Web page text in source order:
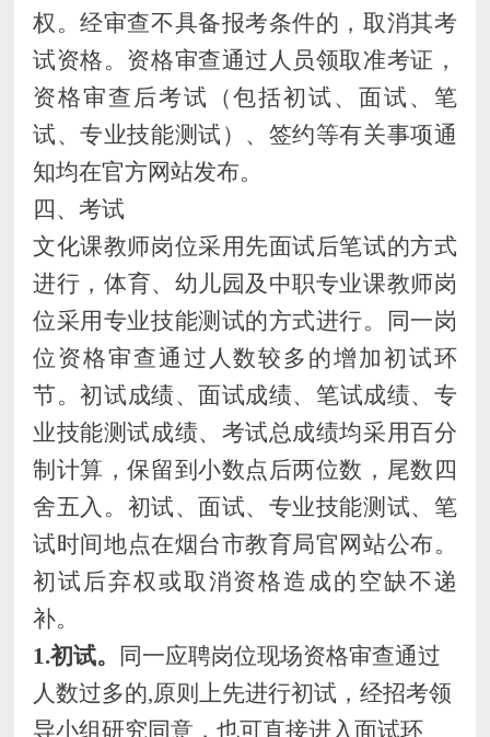
权。经审查不具备报考条件的，取消其考
试资格。资格审查通过人员领取准考证，
资格审查后考试（包括初试、面试、笔
试、专业技能测试）、签约等有关事项通
知均在官方网站发布。
四、考试
文化课教师岗位采用先面试后笔试的方式
进行， 体育、 幼儿园及中职专业课教师岗
位采用专业技能测试的方式进行。
同一岗
位 资格审查通过人数较多的增加初试环
节。初试成绩、面试成绩、笔试成绩、专
业技能测试成绩、考试总成绩均采用百分
制计算，保留到小数点后两位数，尾数四
舍五入。 初试、面试、专业技能测试、笔
试时间地点在烟台市教育局官网站公布。
初试后弃权或取消资格造成的空缺不递
补。
1.初试。
同一应聘岗位现场资格审查通过
人数过多的,原则上先进行初试，经招考领
导小组研究同意，也可直接进入面试环